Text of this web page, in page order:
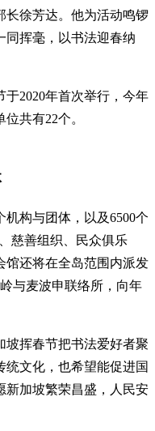
长徐芳达。他为活动鸣锣
同挥毫，以书法迎春纳
2020年首次举行，今年
共有22个。
机构与团体，以及6500个
慈善组织、民众俱乐
馆还将在全岛范围内派发
与麦波申联络所，向年
坡挥春节把书法爱好者聚
统文化，也希望能促进国
新加坡繁荣昌盛，人民安